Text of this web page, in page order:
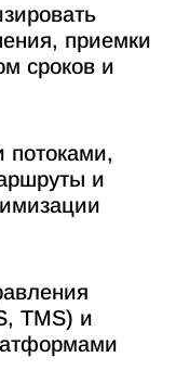
приемки
сроков и
потоками,
и
TMS) и